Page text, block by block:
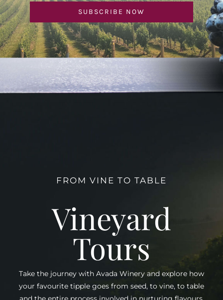
SUBSCRIBE NOW
FROM VINE TO TABLE
Vineyard
Tours
Take the journey with Avada Winery and explore how
your favourite tipple goes from seed, to vine, to table